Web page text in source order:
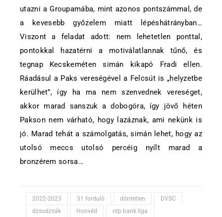
utazni a Groupamába, mint azonos pontszámmal, de
a kevesebb győzelem miatt lépéshátrányban…
Viszont a feladat adott: nem lehetetlen ponttal,
pontokkal hazatérni a motiválatlannak tűnő, és
tegnap Kecskeméten simán kikapó Fradi ellen.
Ráadásul a Paks vereségével a Felcsút is „helyzetbe
kerülhet”, így ha ma nem szenvednek vereséget,
akkor marad sanszuk a dobogóra, így jövő héten
Pakson nem várható, hogy lazáznak, ami nekünk is
jó. Marad tehát a számolgatás, simán lehet, hogy az
utolsó meccs utolsó percéig nyílt marad a
bronzérem sorsa…
2022-2023 31 forduló döntetlen
DVSC
dzsudzsák
Honvéd otp bank liga